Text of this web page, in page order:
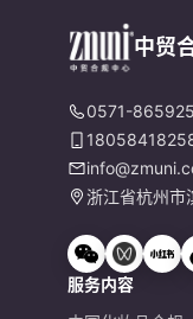
中贸
0571-
浙江省杭州市
服务内容